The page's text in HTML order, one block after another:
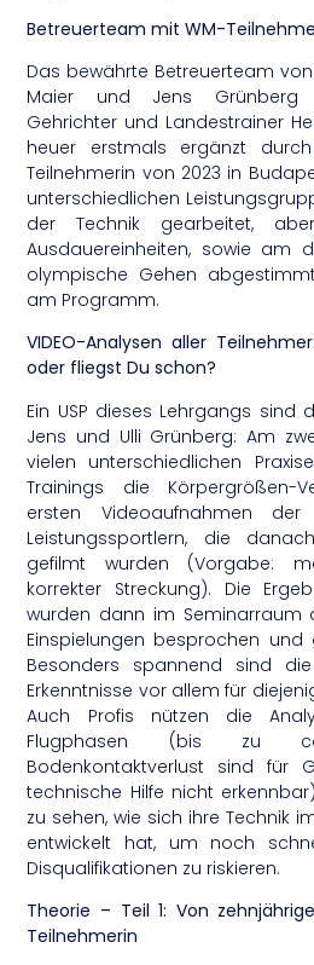
Betreuerteam mit WM-
Das bewährte Betreuerteam
Maier und Jens Grünberg
Gehrichter und Landestrainer
heuer erstmals ergänzt
Teilnehmerin von 2023 in
unterschiedlichen
der Technik gearbeitet,
Ausdauereinheiten, sowie am
olympische Gehen
am Programm.
VIDEO-Analysen aller
oder fliegst Du schon?
Ein USP dieses Lehrgangs sind
Jens und Ulli Grünberg: Am
vielen unterschiedlichen
Trainings die Körpergrößen-
ersten Videoaufnahmen
Leistungssportlern, die
gefilmt wurden (Vorgabe:
korrekter Streckung). Die
wurden dann im Seminarraum
Einspielungen besprochen
Besonders spannend sind
Erkenntnisse vor allem für
Auch Profis nützen die
Flugphasen (bis zu
Bodenkontaktverlust sind für
technische Hilfe nicht
zu sehen, wie sich ihre Technik
entwickelt hat, um noch
Disqualifikationen zu riskieren.
Theorie – Teil 1: Von
Teilnehmerin